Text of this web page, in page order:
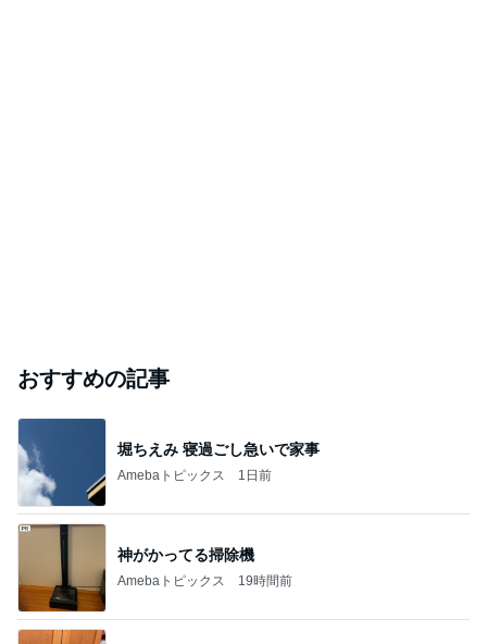
おすすめの記事
堀ちえみ 寝過ごし急いで家事
Amebaトピックス 1日前
神がかってる掃除機
Amebaトピックス 19時間前